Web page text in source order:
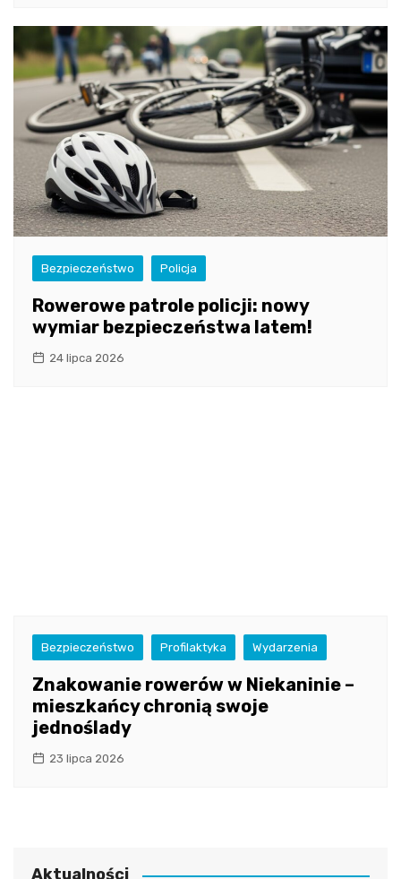
Bezpieczeństwo Policja
Rowerowe patrole policji: nowy
wymiar bezpieczeństwa latem!
24 lipca 2026
Bezpieczeństwo Profilaktyka Wydarzenia
Znakowanie rowerów w Niekaninie –
mieszkańcy chronią swoje
jednoślady
23 lipca 2026
Aktualności